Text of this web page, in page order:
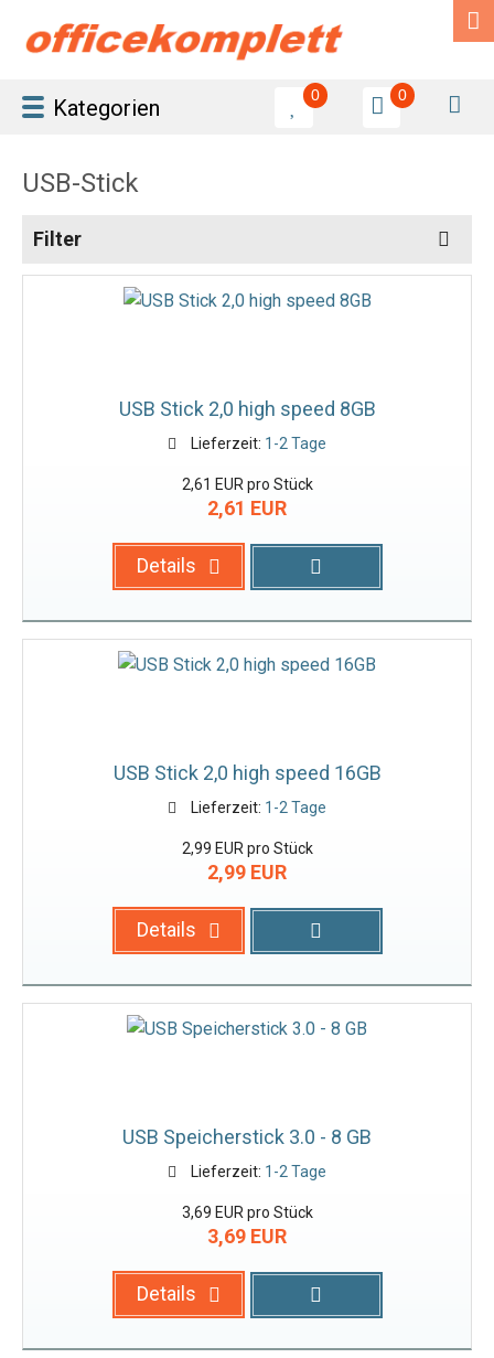
Kategorien 0
0
USB-Stick
Filter
USB Stick 2,0 high speed 8GB
Lieferzeit: 1-2 Tage
2,61 EUR pro Stück
2,61 EUR
Details
USB Stick 2,0 high speed 16GB
Lieferzeit: 1-2 Tage
2,99 EUR pro Stück
2,99 EUR
Details
USB Speicherstick 3.0 - 8 GB
Lieferzeit: 1-2 Tage
3,69 EUR pro Stück
3,69 EUR
Details